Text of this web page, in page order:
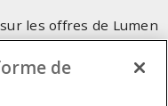
les offres de Lumen
de